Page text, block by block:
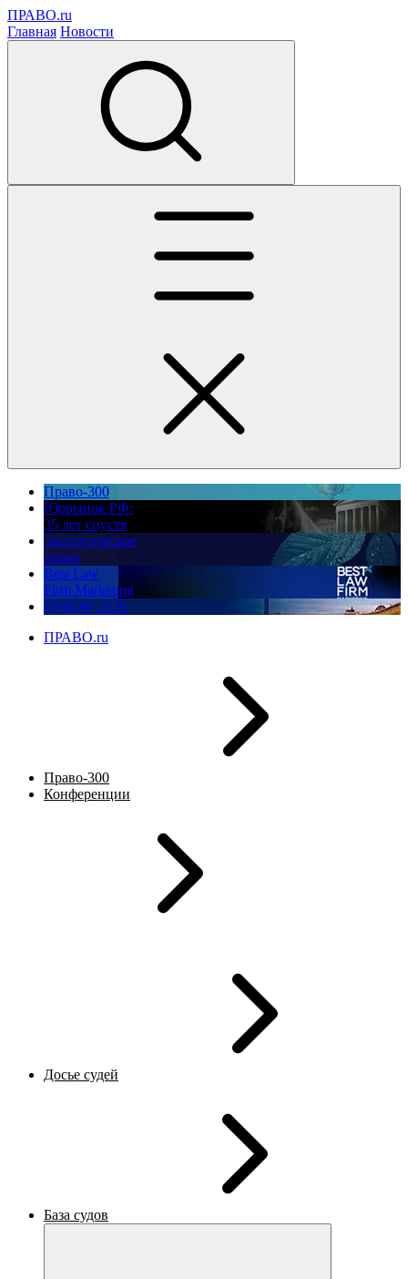
ПРАВО.ru
Главная Новости
Право-300
Юррынок РФ:
35 лет спустя
Экологическое
право
Best Law
Firm Marketing
ПМЮФ 2026
ПРАВО.ru
Право-300
Конференции
Досье судей
База судов